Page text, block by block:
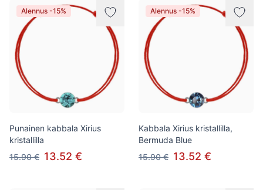
Alennus -15%
Punainen kabbala Xirius
kristallilla
15.90 € 13.52 €
Alennus -15%
Kabbala Xirius kristallilla,
Bermuda Blue
15.90 € 13.52 €